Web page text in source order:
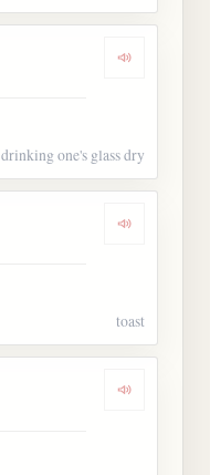
Dengarkan
drinking one's glass dry
Dengarkan
toast
Dengarkan